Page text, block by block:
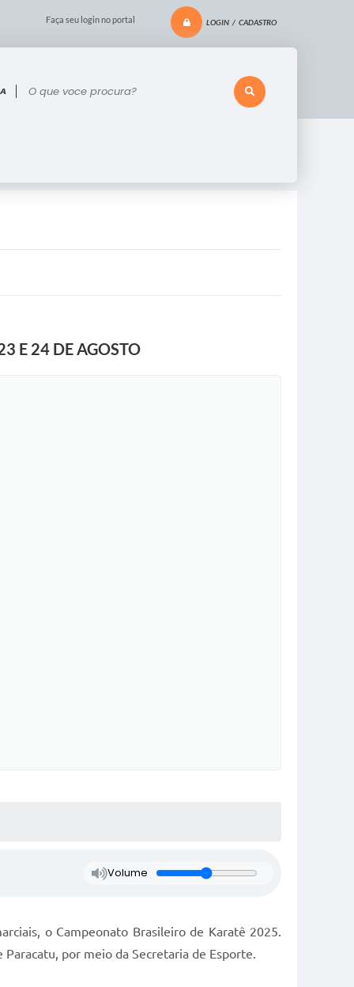
Faça seu login no portal LOGIN / CADASTRO
voce procura?
E 24 DE AGOSTO
Volume
o Campeonato Brasileiro de Karatê 2025.
por meio da Secretaria de Esporte.